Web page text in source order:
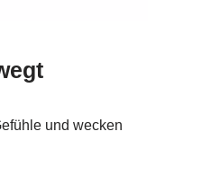
und wecken